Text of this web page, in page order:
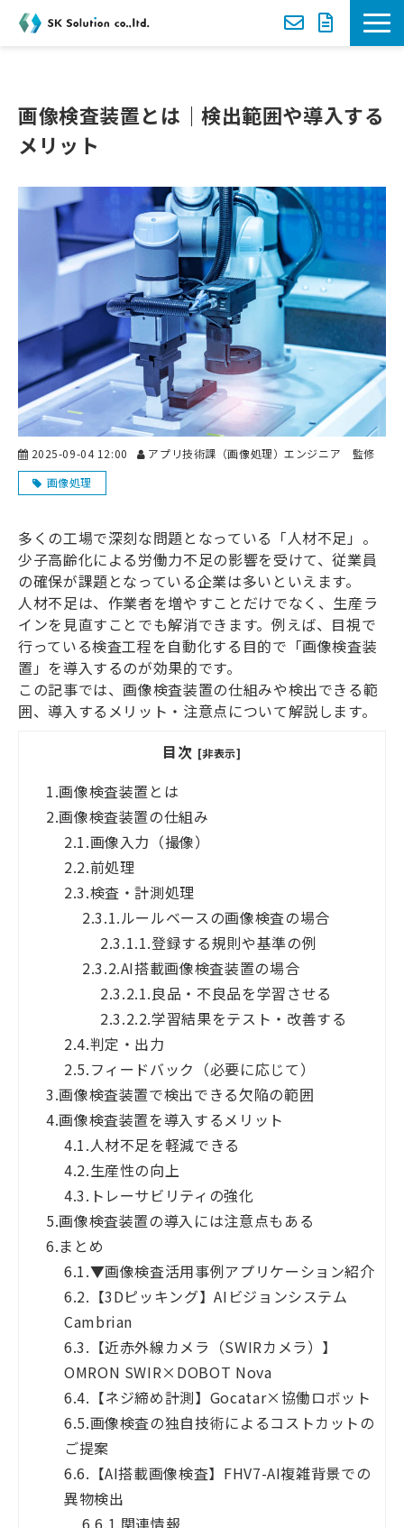
選ばれる理由
導入事例
セミナー
資料ダウンロード一覧
お役立ち動画
ブログ-お役立ち情報-
画像検査装置とは｜検出範囲や導入する
メリット
2025-09-04 12:00
アプリ技術課（画像処理）エンジニア 監修
画像処理
多くの工場で深刻な問題となっている「人材不足」。
少子高齢化による労働力不足の影響を受けて、従業員
の確保が課題となっている企業は多いといえます。
人材不足は、作業者を増やすことだけでなく、生産ラ
インを見直すことでも解消できます。例えば、目視で
行っている検査工程を自動化する目的で「画像検査装
置」を導入するのが効果的です。
この記事では、画像検査装置の仕組みや検出できる範
囲、導入するメリット・注意点について解説します。
目次 [非表示]
1.画像検査装置とは
2.画像検査装置の仕組み
2.1.画像入力（撮像）
2.2.前処理
2.3.検査・計測処理
2.3.1.ルールベースの画像検査の場合
2.3.1.1.登録する規則や基準の例
2.3.2.AI搭載画像検査装置の場合
2.3.2.1.良品・不良品を学習させる
2.3.2.2.学習結果をテスト・改善する
2.4.判定・出力
2.5.フィードバック（必要に応じて）
3.画像検査装置で検出できる欠陥の範囲
4.画像検査装置を導入するメリット
4.1.人材不足を軽減できる
4.2.生産性の向上
4.3. トレーサビリティの強化
5.画像検査装置の導入には注意点もある
6.まとめ
6.1.▼画像検査活用事例アプリケーション紹介
6.2. 【3Dピッキング】AIビジョンシステム
Cambrian
6.3. 【近赤外線カメラ（SWIRカメラ）】
OMRON SWIR×DOBOT Nova
6.4. 【ネジ締め計測】Gocatar×協働ロボット
6.5.画像検査の独自技術によるコストカットの
ご提案
6.6. 【AI搭載画像検査】FHV7-AI複雑背景での
異物検出
6.6.1.関連情報